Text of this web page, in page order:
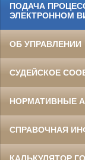
ПОДАЧА
ЭЛЕКТРОННОМ
ОБ УПРАВЛЕНИИ
СУДЕЙСКОЕ
НОРМАТИВНЫЕ
СПРАВОЧНАЯ
КАЛЬКУЛЯТОР